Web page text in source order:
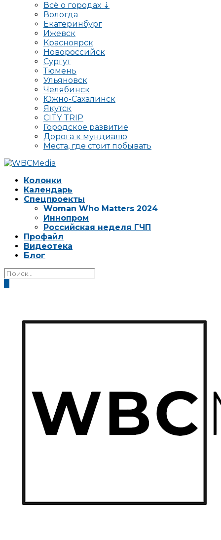
Всё о городах ⇣
Вологда
Екатеринбург
Ижевск
Красноярск
Новороссийск
Сургут
Тюмень
Ульяновск
Челябинск
Южно-Сахалинск
Якутск
CITY TRIP
Городское развитие
Дорога к мундиалю
Места, где стоит побывать
Колонки
Календарь
Спецпроекты
Woman Who Matters 2024
Иннопром
Российская неделя ГЧП
Профайл
Видеотека
Блог